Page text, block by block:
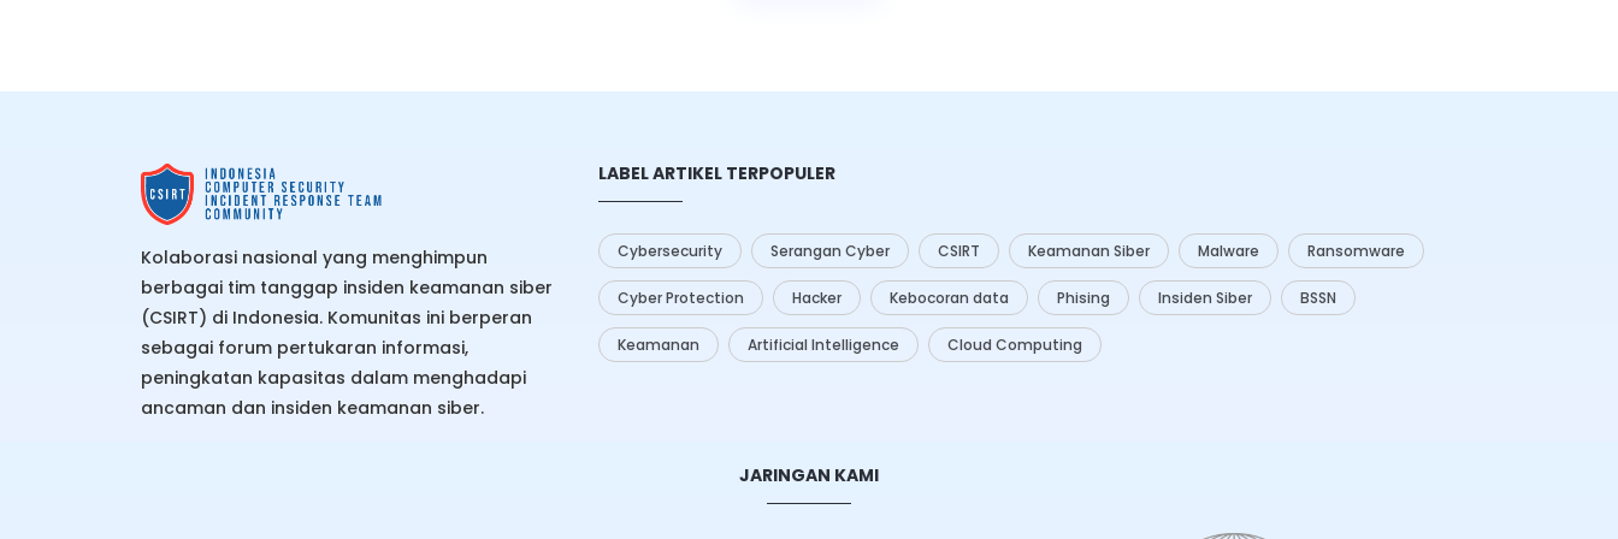
Kolaborasi nasional yang menghimpun
berbagai tim tanggap insiden keamanan siber
(CSIRT) di Indonesia. Komunitas ini berperan
sebagai forum pertukaran informasi,
peningkatan kapasitas dalam menghadapi
ancaman dan insiden keamanan siber.
LABEL ARTIKEL TERPOPULER
Cybersecurity Serangan Cyber CSIRT Keamanan Siber Malware Ransomware
Cyber Protection Hacker Kebocoran data Phising Insiden Siber BSSN
Keamanan Artificial Intelligence Cloud Computing
JARINGAN KAMI